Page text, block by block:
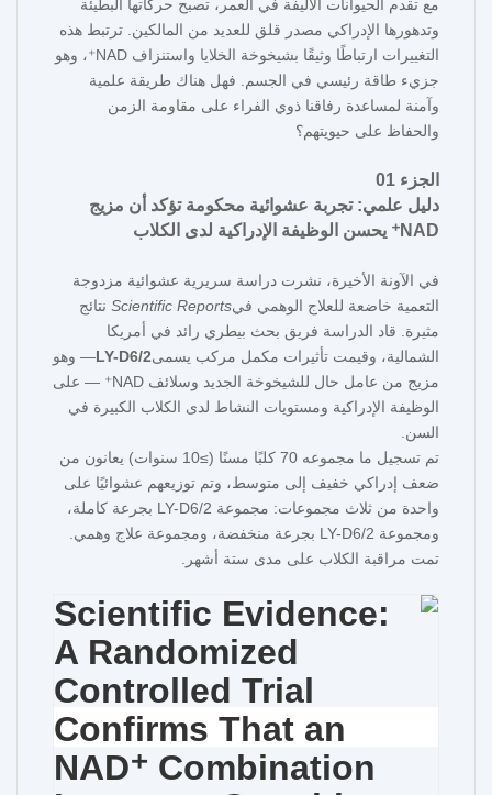
مع تقدم الحيوانات الأليفة في العمر، تصبح حركاتها البطيئة
وتدهورها الإدراكي مصدر قلق للعديد من المالكين. ترتبط هذه
التغييرات ارتباطًا وثيقًا بشيخوخة الخلايا واستنزاف NAD⁺، وهو
جزيء طاقة رئيسي في الجسم. فهل هناك طريقة علمية
وآمنة لمساعدة رفاقنا ذوي الفراء على مقاومة الزمن
والحفاظ على حيويتهم؟
الجزء 01
دليل علمي: تجربة عشوائية محكومة تؤكد أن مزيج
NAD⁺ يحسن الوظيفة الإدراكية لدى الكلاب
في الآونة الأخيرة، نشرت دراسة سريرية عشوائية مزدوجة
التعمية خاضعة للعلاج الوهمي فيScientific Reports نتائج
مثيرة. قاد الدراسة فريق بحث بيطري رائد في أمريكا
الشمالية، وقيمت تأثيرات مكمل مركب يسمىLY-D6/2— وهو
مزيج من عامل حال للشيخوخة الجديد وسلائف NAD⁺ — على
الوظيفة الإدراكية ومستويات النشاط لدى الكلاب الكبيرة في
السن.
تم تسجيل ما مجموعه 70 كلبًا مسنًا (≥10 سنوات) يعانون من
ضعف إدراكي خفيف إلى متوسط، وتم توزيعهم عشوائيًا على
واحدة من ثلاث مجموعات: مجموعة LY-D6/2 بجرعة كاملة،
ومجموعة LY-D6/2 بجرعة منخفضة، ومجموعة علاج وهمي.
تمت مراقبة الكلاب على مدى ستة أشهر.